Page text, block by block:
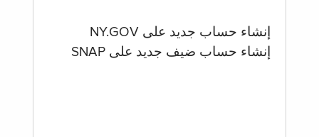
إنشاء حساب جديد على NY.GOV
إنشاء حساب ضيف جديد على SNAP